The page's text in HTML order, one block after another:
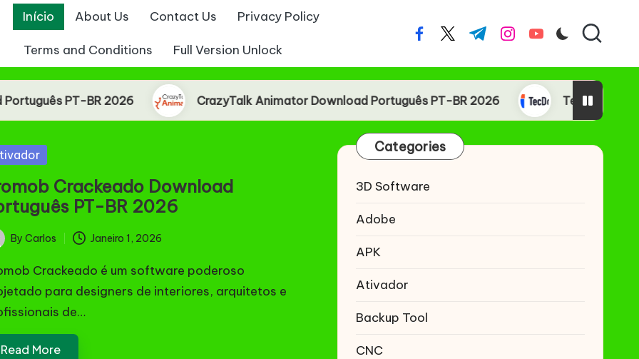
Início About Us Contact Us Privacy Policy
Terms and Conditions Full Version Unlock
facebook.com
twitter.com
t.me instagram.com
youtube.com
BR 2026 CrazyTalk Animator Download Português PT-BR 2026 TecDoc Download
Crackeado Download
PT-BR 2026
By Carlos Janeiro 1, 2026
Crackeado é um software poderoso
para designers de interiores, arquitetos e
de…
Read More
Categories
3D Software
Adobe
APK
Ativador
Backup Tool
CNC